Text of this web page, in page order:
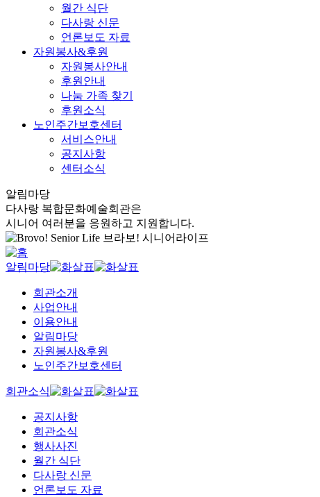
월간 식단
다사랑 신문
언론보도 자료
자원봉사&후원
자원봉사안내
후원안내
나눔 가족 찾기
후원소식
노인주간보호센터
서비스안내
공지사항
센터소식
알림마당
다사랑 복합문화예술회관은
시니어 여러분을 응원하고 지원합니다.
알림마당
회관소개
사업안내
이용안내
알림마당
자원봉사&후원
노인주간보호센터
회관소식
공지사항
회관소식
행사사진
월간 식단
다사랑 신문
언론보도 자료